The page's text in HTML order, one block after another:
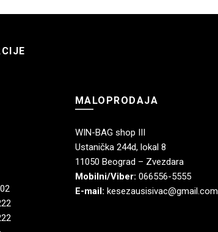
MALOPRODAJA
WIN-BAG shop III
Ustanička 244d, lokal 8
11050 Beograd – Zvezdara
Mobilni/Viber: 066556-5555
E-mail: kesezausisivac@gmail.com